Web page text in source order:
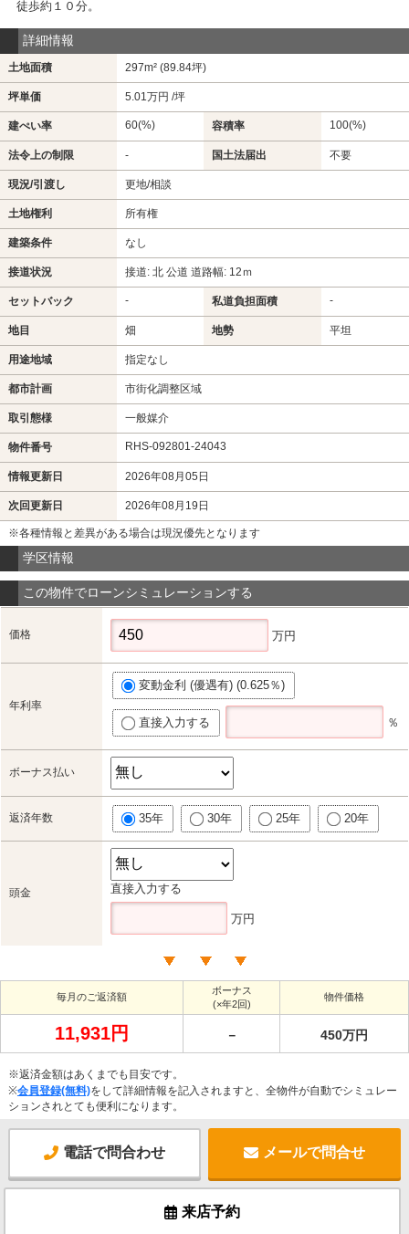
徒歩約１０分。
詳細情報
土地面積 297m² (89.84坪)
坪単価 5.01万円 /坪
建ぺい率 60(%) 容積率 100(%)
法令上の制限 - 国土法届出 不要
現況/引渡し 更地/相談
土地権利 所有権
建築条件 なし
接道状況 接道: 北 公道 道路幅: 12ｍ
セットバック - 私道負担面積 -
地目 畑 地勢 平坦
用途地域 指定なし
都市計画 市街化調整区域
取引態様 一般媒介
物件番号 RHS-092801-24043
情報更新日 2026年08月05日
次回更新日 2026年08月19日
※各種情報と差異がある場合は現況優先となります
学区情報
この物件でローンシミュレーションする
価格 万円
年利率
変動金利 (優遇有) (0.625％)
直接入力する ％
ボーナス払い
返済年数 35年 30年 25年 20年
頭金 直接入力する
万円
毎月のご返済額
ボーナス
(×年2回)
物件価格
11,931円 － 450万円
※返済金額はあくまでも目安です。
※会員登録(無料)をして詳細情報を記入されますと、全物件が自動でシミュレー
ションされとても便利になります。
電話で問合わせ メールで問合せ
来店予約